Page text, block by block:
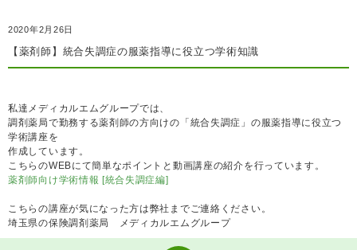
2020年2月26日
【薬剤師】統合失調症の服薬指導に役立つ学術知識
私達メディカルエムグループでは、
調剤薬局で勤務する薬剤師の方向けの「統合失調症」の服薬指導に役立つ
学術講座を
作成しています。
こちらのWEBにて簡単なポイントと動画講座の紹介を行っています。
薬剤師向け学術情報 [統合失調症編]
こちらの講座が気になった方は弊社までご連絡ください。
埼玉県の保険調剤薬局 メディカルエムグループ